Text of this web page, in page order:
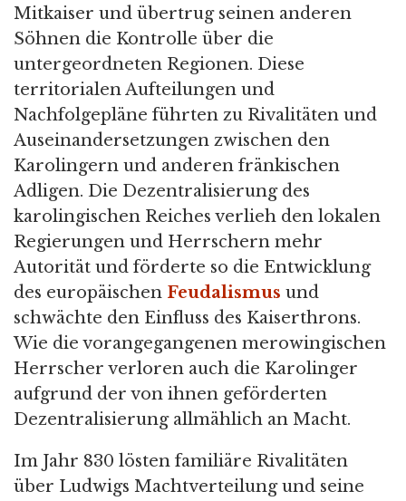
Mitkaiser und übertrug seinen anderen
Söhnen die Kontrolle über die
untergeordneten Regionen. Diese
territorialen Aufteilungen und
Nachfolgepläne führten zu Rivalitäten und
Auseinandersetzungen zwischen den
Karolingern und anderen fränkischen
Adligen. Die Dezentralisierung des
karolingischen Reiches verlieh den lokalen
Regierungen und Herrschern mehr
Autorität und förderte so die Entwicklung
des europäischen Feudalismus und
schwächte den Einfluss des Kaiserthrons.
Wie die vorangegangenen merowingischen
Herrscher verloren auch die Karolinger
aufgrund der von ihnen geförderten
Dezentralisierung allmählich an Macht.
Im Jahr 830 lösten familiäre Rivalitäten
über Ludwigs Machtverteilung und seine